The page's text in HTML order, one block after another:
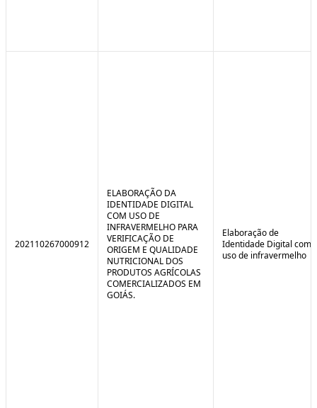
202110267000912
ELABORAÇÃO DA
IDENTIDADE DIGITAL
COM USO DE
INFRAVERMELHO PARA
VERIFICAÇÃO DE
ORIGEM E QUALIDADE
NUTRICIONAL DOS
PRODUTOS AGRÍCOLAS
COMERCIALIZADOS EM
GOIÁS.
Elaboração de
Identidade Digital com
uso de infravermelho